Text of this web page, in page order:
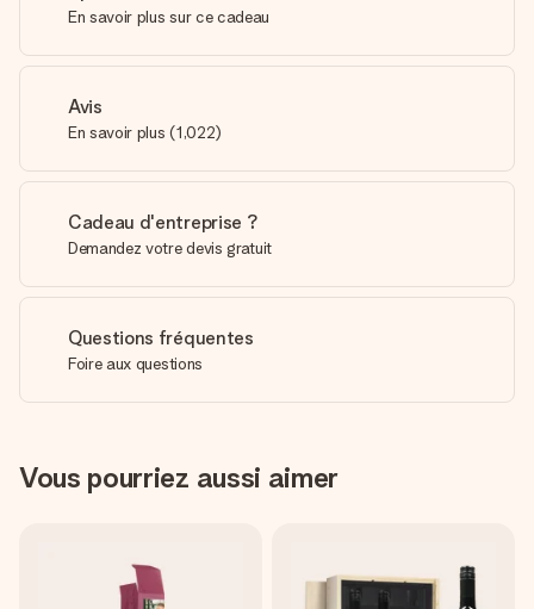
En savoir plus sur ce cadeau
Avis
En savoir plus (1,022)
Cadeau d'entreprise ?
Demandez votre devis gratuit
Questions fréquentes
Foire aux questions
Vous pourriez aussi aimer